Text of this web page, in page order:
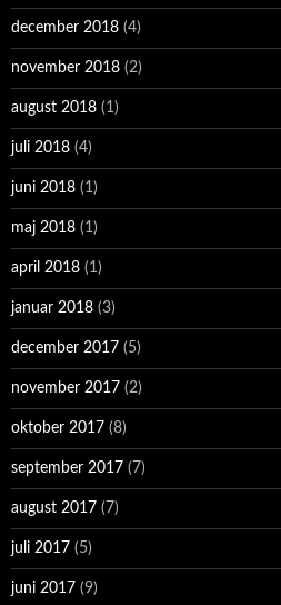
december 2018 (4)
november 2018 (2)
august 2018 (1)
juli 2018 (4)
juni 2018 (1)
maj 2018 (1)
april 2018 (1)
januar 2018 (3)
december 2017 (5)
november 2017 (2)
oktober 2017 (8)
september 2017 (7)
august 2017 (7)
juli 2017 (5)
juni 2017 (9)